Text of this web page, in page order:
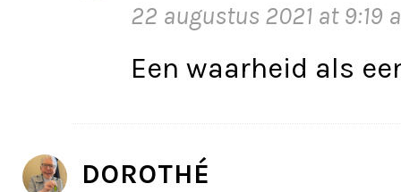
22 augustus 2021 at 9:19
Een waarheid als
DOROTHÉ